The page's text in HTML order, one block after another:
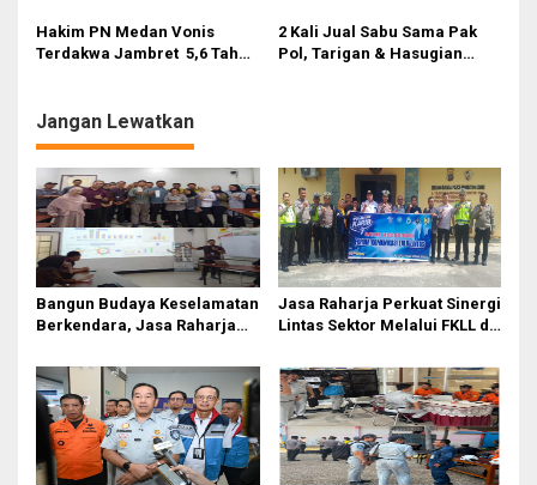
s
Hakim PN Medan Vonis
Terdakwa Jambret 5,6 Tahun
2 Kali Jual Sabu Sama Pak
Pol, Tarigan & Hasugian
Jangan Lewatkan
Bangun Budaya Keselamatan
Berkendara, Jasa Raharja
Pasifik Medan Industri
Jasa Raharja Perkuat Sinergi
Lintas Sektor Melalui FKLL di